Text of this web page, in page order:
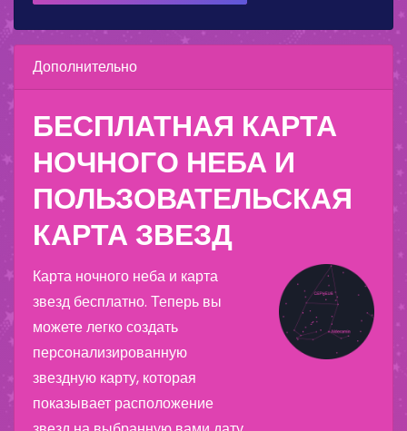
Дополнительно
БЕСПЛАТНАЯ КАРТА
НОЧНОГО НЕБА И
ПОЛЬЗОВАТЕЛЬСКАЯ
КАРТА ЗВЕЗД
Карта ночного неба и карта
звезд бесплатно. Теперь вы
можете легко создать
персонализированную
звездную карту, которая
показывает расположение